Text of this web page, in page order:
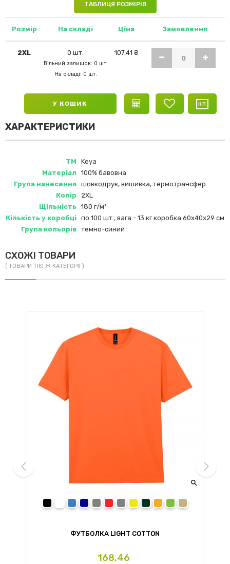
ТАБЛИЦЯ РОЗМІРІВ
Розмір На складі Ціна Замовлення
2XL 0 шт.
Вільний залишок: 0 шт.
На складі: 0 шт.
107,41 ₴
У КОШИК
ХАРАКТЕРИСТИКИ
ТМ
Keya
Матеріал
100% бавовна
Група нанесення шовкодрук, вишивка, термотрансфер
Колір
2XL
Щільність 180 г/м²
Кількість у коробці по 100 шт., вага - 13 кг коробка 60х40х29 см
Група кольорів темно-синий
СХОЖІ ТОВАРИ
( ТОВАРИ ТІЄЇ Ж КАТЕГОРІЇ )

ФУТБОЛКА LIGHT COTTON
Ціна
168.46